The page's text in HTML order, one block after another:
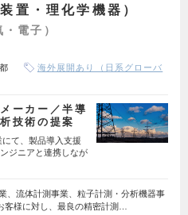
置・理化学機器）
電子）
海外展開あり（日系グローバ
ーカー／半導
技術の提案
にて、製品導入支援
ジニアと連携しなが
、流体計測事業、粒子計測・分析機器事
客様に対し、最良の精密計測…